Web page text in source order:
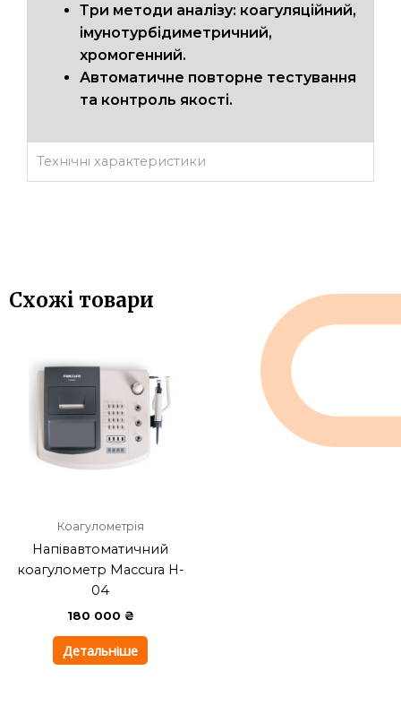
Три методи аналізу: коагуляційний,
імунотурбідиметричний,
хромогенний.
Автоматичне повторне тестування
та контроль якості.
Технічні характеристики
Схожі товари
Коагулометрія
Напівавтоматичний
коагулометр Maccura H-
04
180 000 ₴
Детальніше